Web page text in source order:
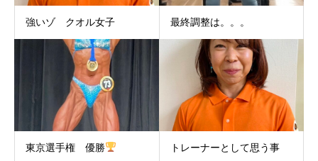
強いゾ クオル女子 最終調整は。。。
東京選手権 優勝 トレーナーとして思う事